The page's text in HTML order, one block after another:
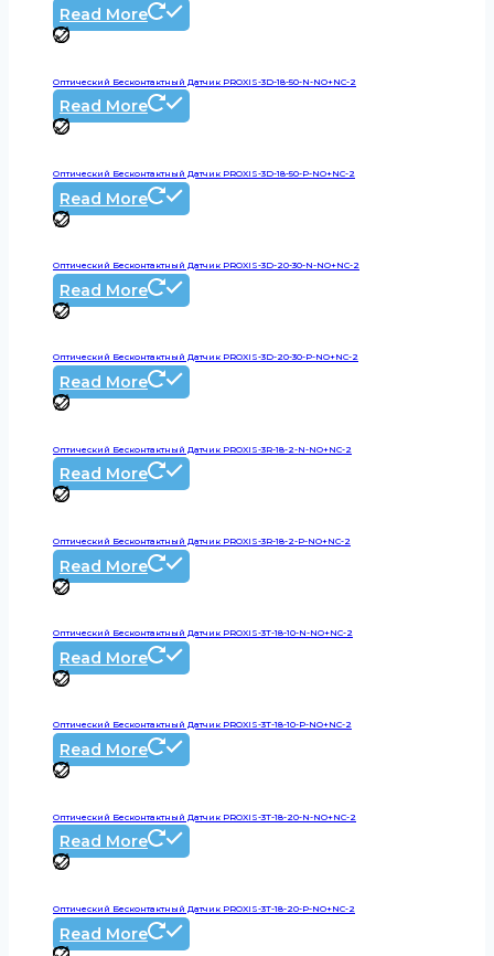
Read More
Оптический Бесконтактный Датчик PROXIS-3D-18-50-N-NO+NC-2
Read More
Оптический Бесконтактный Датчик PROXIS-3D-18-50-P-NO+NC-2
Read More
Оптический Бесконтактный Датчик PROXIS-3D-20-30-N-NO+NC-2
Read More
Оптический Бесконтактный Датчик PROXIS-3D-20-30-P-NO+NC-2
Read More
Оптический Бесконтактный Датчик PROXIS-3R-18-2-N-NO+NC-2
Read More
Оптический Бесконтактный Датчик PROXIS-3R-18-2-P-NO+NC-2
Read More
Оптический Бесконтактный Датчик PROXIS-3T-18-10-N-NO+NC-2
Read More
Оптический Бесконтактный Датчик PROXIS-3T-18-10-P-NO+NC-2
Read More
Оптический Бесконтактный Датчик PROXIS-3T-18-20-N-NO+NC-2
Read More
Оптический Бесконтактный Датчик PROXIS-3T-18-20-P-NO+NC-2
Read More